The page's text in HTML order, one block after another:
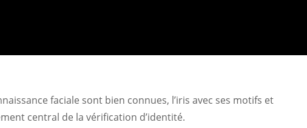
faciale sont bien connues, l’iris avec ses motifs et
central de la vérification d’identité.